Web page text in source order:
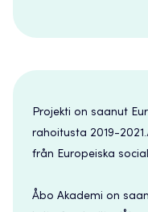
Projekti on saanut
rahoitusta 2019-
från Europeiska
Åbo Akademi on